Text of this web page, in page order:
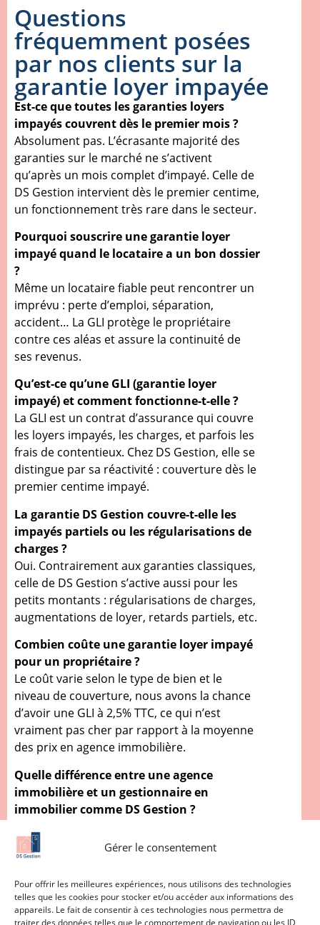
Gérer le consentement
Pour offrir les meilleures expériences, nous utilisons des technologies
telles que les cookies pour stocker et/ou accéder aux informations des
appareils. Le fait de consentir à ces technologies nous permettra de
traiter des données telles que le comportement de navigation ou les ID
Questions
fréquemment posées
par nos clients sur la
garantie loyer impayée
Est-ce que toutes les garanties loyers
impayés couvrent dès le premier mois ?
Absolument pas. L’écrasante majorité des
garanties sur le marché ne s’activent
qu’après un mois complet d’impayé. Celle de
DS Gestion intervient dès le premier centime,
un fonctionnement très rare dans le secteur.
Pourquoi souscrire une garantie loyer
impayé quand le locataire a un bon dossier
?
Même un locataire fiable peut rencontrer un
imprévu : perte d’emploi, séparation,
accident… La GLI protège le propriétaire
contre ces aléas et assure la continuité de
ses revenus.
Qu’est-ce qu’une GLI (garantie loyer
impayé) et comment fonctionne-t-elle ?
La GLI est un contrat d’assurance qui couvre
les loyers impayés, les charges, et parfois les
frais de contentieux. Chez DS Gestion, elle se
distingue par sa réactivité : couverture dès le
premier centime impayé.
La garantie DS Gestion couvre-t-elle les
impayés partiels ou les régularisations de
charges ?
Oui. Contrairement aux garanties classiques,
celle de DS Gestion s’active aussi pour les
petits montants : régularisations de charges,
augmentations de loyer, retards partiels, etc.
Combien coûte une garantie loyer impayé
pour un propriétaire ?
Le coût varie selon le type de bien et le
niveau de couverture, nous avons la chance
d’avoir une GLI à 2,5% TTC, ce qui n’est
vraiment pas cher par rapport à la moyenne
des prix en agence immobilière.
Quelle différence entre une agence
immobilière et un gestionnaire en
immobilier comme DS Gestion ?
plusieurs aspects : vente, location, gestion.
DS Gestion, elle, est
exclusivement dans la gestion
immobilière, ce qui lui permet d’offrir un
suivi personnalisé et une garantie loyer